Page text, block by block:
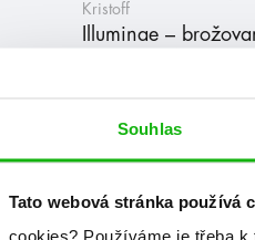
Souhlas
Tato webová stránka používá
cookies? Používáme je třeba
Kristoff
Illuminae –
tě mohly zajímat